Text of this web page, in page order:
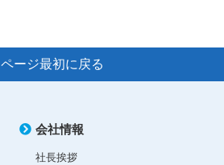
ページ最初に戻る
会社情報
社長挨拶